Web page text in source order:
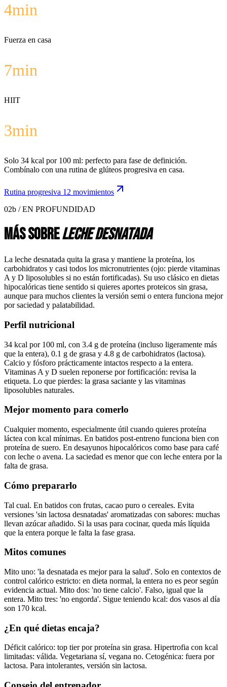
4min
Fuerza en casa
7min
HIIT
3min
Solo 34 kcal por 100 ml: perfecto para fase de definición.
Combínalo con una rutina de glúteos progresiva en casa.
Rutina progresiva 12 movimientos
02b / EN PROFUNDIDAD
Más sobreleche desnatada
La leche desnatada quita la grasa y mantiene la proteína, los
carbohidratos y casi todos los micronutrientes (ojo: pierde vitaminas
A y D liposolubles si no están fortificadas). Su uso clásico en dietas
hipocalóricas tiene sentido si quieres aportes proteicos sin grasa,
aunque para muchos clientes la versión semi o entera funciona mejor
por saciedad y palatabilidad.
Perfil nutricional
34 kcal por 100 ml, con 3.4 g de proteína (incluso ligeramente más
que la entera), 0.1 g de grasa y 4.8 g de carbohidratos (lactosa).
Calcio y fósforo prácticamente intactos respecto a la entera.
Vitaminas A y D suelen reponerse por fortificación: revisa la
etiqueta. Lo que pierdes: la grasa saciante y las vitaminas
liposolubles naturales.
Mejor momento para comerlo
Cualquier momento, especialmente útil cuando quieres proteína
láctea con kcal mínimas. En batidos post-entreno funciona bien con
proteína de suero. En desayunos hipocalóricos como base para café
con leche o avena. La saciedad es menor que con leche entera por la
falta de grasa.
Cómo prepararlo
Tal cual. En batidos con frutas, cacao puro o cereales. Evita
versiones 'sin lactosa desnatadas' aromatizadas con sabores: muchas
llevan azúcar añadido. Si la usas para cocinar, queda más líquida
que la entera porque le falta la fase grasa.
Mitos comunes
Mito uno: 'la desnatada es mejor para la salud'. Solo en contextos de
control calórico estricto: en dieta normal, la entera no es peor según
evidencia actual. Mito dos: 'no tiene calcio'. Falso, igual que la
entera. Mito tres: 'no engorda'. Sigue teniendo kcal: dos vasos al día
son 170 kcal.
¿En qué dietas encaja?
Déficit calórico: top tier por proteína sin grasa. Hipertrofia con kcal
limitadas: válida. Vegetariana sí, vegana no. Cetogénica: fuera por
lactosa. Para intolerantes, versión sin lactosa.